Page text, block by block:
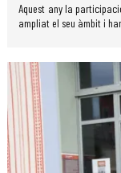
Aquest any la
ampliat el seu àmbit i